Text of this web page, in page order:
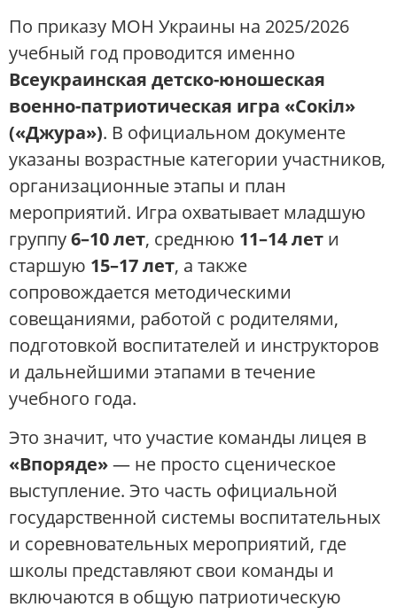
По приказу МОН Украины на 2025/2026
учебный год проводится именно
Всеукраинская детско-юношеская
военно-патриотическая игра «Сокіл»
(«Джура»). В официальном документе
указаны возрастные категории участников,
организационные этапы и план
мероприятий. Игра охватывает младшую
группу6–10 лет, среднюю 11–14 лет и
старшую 15–17 лет, а также
сопровождается методическими
совещаниями, работой с родителями,
подготовкой воспитателей и инструкторов
и дальнейшими этапами в течение
учебного года.
Это значит, что участие команды лицея в
«Впоряде»— не просто сценическое
выступление. Это часть официальной
государственной системы воспитательных
и соревновательных мероприятий, где
школы представляют свои команды и
включаются в общую патриотическую